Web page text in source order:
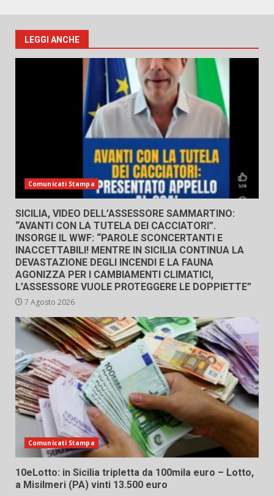
LEGGI ANCHE
Comunicati Stampa
SICILIA, VIDEO DELL’ASSESSORE SAMMARTINO:
“AVANTI CON LA TUTELA DEI CACCIATORI”.
INSORGE IL WWF: “PAROLE SCONCERTANTI E
INACCETTABILI! MENTRE IN SICILIA CONTINUA LA
DEVASTAZIONE DEGLI INCENDI E LA FAUNA
AGONIZZA PER I CAMBIAMENTI CLIMATICI,
L’ASSESSORE VUOLE PROTEGGERE LE DOPPIETTE”
7 Agosto 2026
Comunicati Stampa
10eLotto: in Sicilia tripletta da 100mila euro – Lotto,
a Misilmeri (PA) vinti 13.500 euro